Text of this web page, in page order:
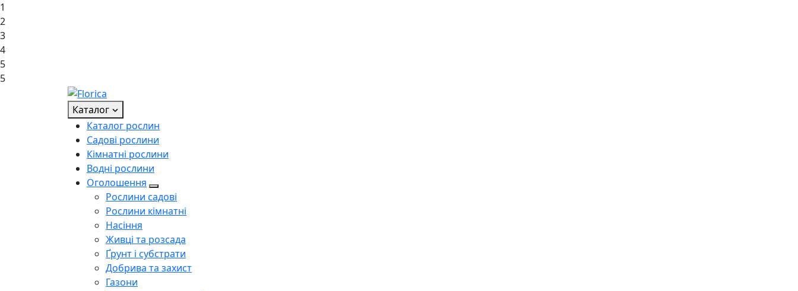
1
2
3
4
5
5
Каталог
Каталог рослин
Садові рослини
Кімнатні рослини
Водні рослини
Оголошення
Рослини садові
Рослини кімнатні
Насіння
Живці та розсада
Ґрунт і субстрати
Добрива та захист
Газони